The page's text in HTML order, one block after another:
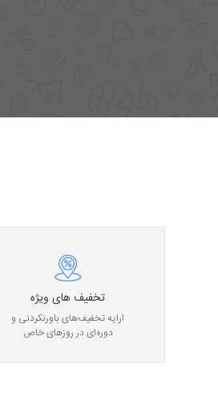
تخفیف های ویژه
ارایه تخفیف‌های باورنکردنی و
دوره‌ای در روز‌های خاص